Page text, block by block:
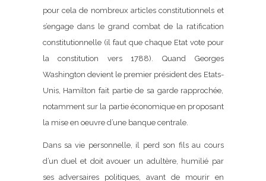
pour cela de nombreux articles constitutionnels et
s’engage dans le grand combat de la ratification
constitutionnelle (il faut que chaque Etat vote pour
la constitution vers 1788). Quand Georges
Washington devient le premier président des Etats-
Unis, Hamilton fait partie de sa garde rapprochée,
notamment sur la partie économique en proposant
la mise en oeuvre d’une banque centrale.
Dans sa vie personnelle, il perd son fils au cours
d’un duel et doit avouer un adultère, humilié par
ses adversaires politiques, avant de mourir en